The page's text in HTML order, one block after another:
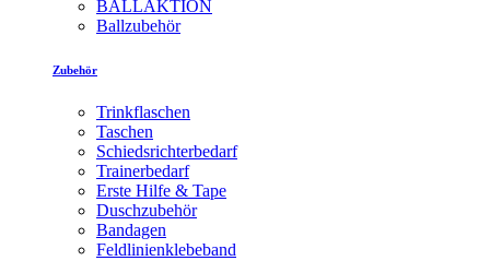
BALLAKTION
Ballzubehör
Zubehör
Trinkflaschen
Taschen
Schiedsrichterbedarf
Trainerbedarf
Erste Hilfe & Tape
Duschzubehör
Bandagen
Feldlinienklebeband